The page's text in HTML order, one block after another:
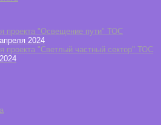
проекта "Освещение пути" ТОС
2024
проекта "Светлый частный сектор" ТОС